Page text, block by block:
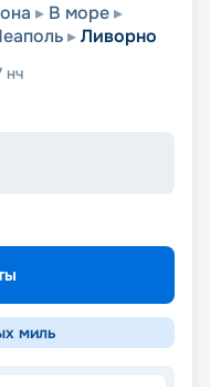
В море
Ливорно
нч
миль